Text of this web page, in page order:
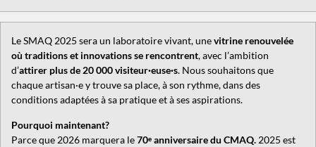
Le SMAQ 2025 sera un laboratoire vivant, unevitrine renouvelée
où traditions et innovations se rencontrent, avec l’ambition
d’attirer plus de 20 000 visiteur·euse·s. Nous souhaitons que
chaque artisan·e y trouve sa place, à son rythme, dans des
conditions adaptées à sa pratique et à ses aspirations.
Pourquoi maintenant?
Parce que 2026 marquera le70ᵉ anniversaire du CMAQ. 2025 est